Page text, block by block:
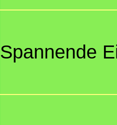
Spannende